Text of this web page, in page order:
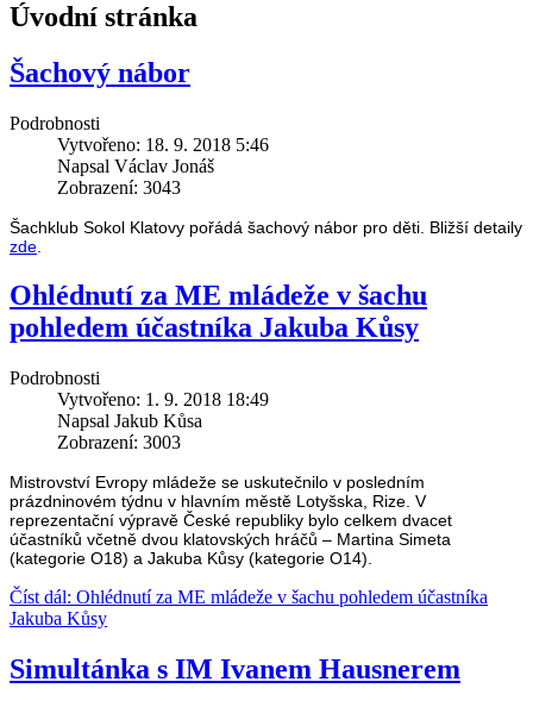
Úvodní stránka
Šachový nábor
Podrobnosti
Vytvořeno: 18. 9. 2018 5:46
Napsal Václav Jonáš
Zobrazení: 3043
Šachklub Sokol Klatovy pořádá šachový nábor pro děti. Bližší detaily
zde
Ohlédnutí za ME mládeže v šachu
pohledem účastníka Jakuba Kůsy
Podrobnosti
Vytvořeno: 1. 9. 2018 18:49
Napsal Jakub Kůsa
Zobrazení: 3003
Mistrovství Evropy mládeže se uskutečnilo v posledním
prázdninovém týdnu v hlavním městě Lotyšska, Rize. V
reprezentační výpravě České republiky bylo celkem dvacet
účastníků včetně dvou klatovských hráčů – Martina Simeta
(kategorie O18) a Jakuba Kůsy (kategorie O14).
Číst dál: Ohlédnutí za ME mládeže v šachu pohledem účastníka
Jakuba Kůsy
Simultánka s IM Ivanem Hausnerem